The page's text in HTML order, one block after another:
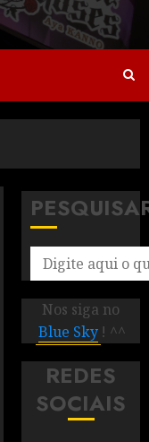
Nos siga no
Blue Sky ! ^^
REDES
SOCIAIS